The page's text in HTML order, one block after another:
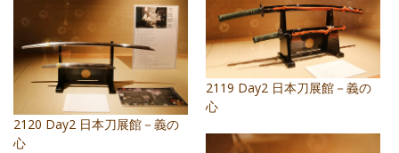
2119 Day2 日本刀展館－義の
心
2120 Day2 日本刀展館－義の
心